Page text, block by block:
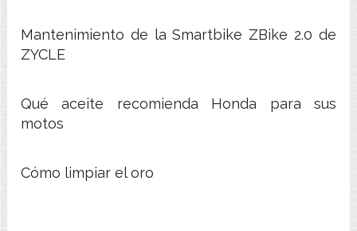
Mantenimiento de la Smartbike ZBike 2.0 de
ZYCLE
Qué aceite recomienda Honda para sus
motos
Cómo limpiar el oro